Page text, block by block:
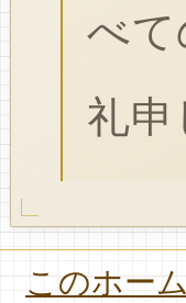
べ
礼申
このホー